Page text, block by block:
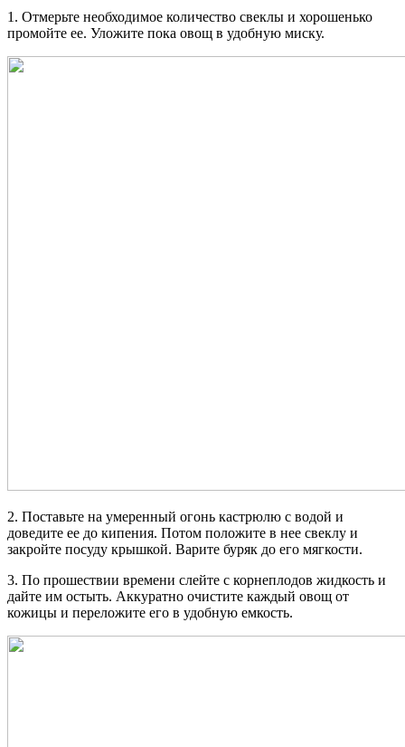
1. Отмерьте необходимое количество свеклы и хорошенько
промойте ее. Уложите пока овощ в удобную миску.
2. Поставьте на умеренный огонь кастрюлю с водой и
доведите ее до кипения. Потом положите в нее свеклу и
закройте посуду крышкой. Варите буряк до его мягкости.
3. По прошествии времени слейте с корнеплодов жидкость и
дайте им остыть. Аккуратно очистите каждый овощ от
кожицы и переложите его в удобную емкость.